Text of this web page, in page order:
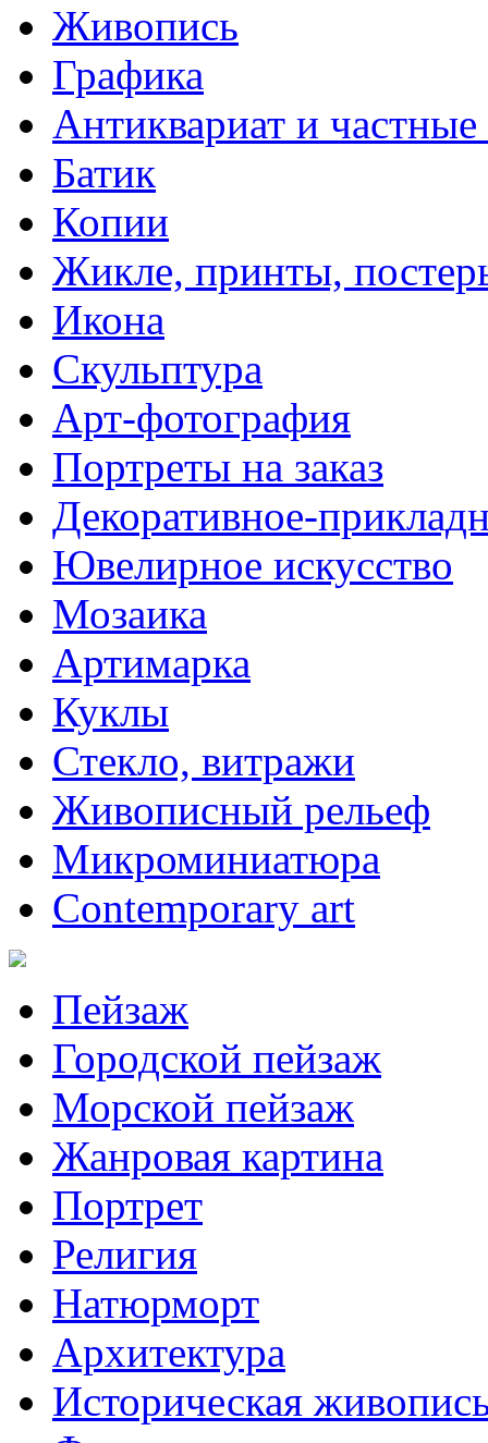
Живопись
Графика
Антиквариат и
Батик
Копии
Жикле, принты,
Икона
Скульптура
Арт-фотография
Портреты на заказ
Декоративное-
Ювелирное искусство
Мозаика
Артимарка
Куклы
Стекло, витражи
Живописный рельеф
Микроминиатюра
Contemporary art
Пейзаж
Городской пейзаж
Морской пейзаж
Жанровая картина
Портрет
Религия
Натюрморт
Архитектура
Историческая